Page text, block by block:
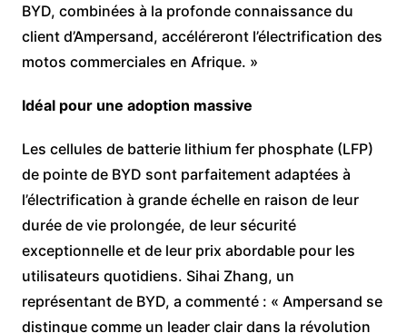
BYD, combinées à la profonde connaissance du
client d’Ampersand, accéléreront l’électrification des
motos commerciales en Afrique. »
Idéal pour une adoption massive
Les cellules de batterie lithium fer phosphate (LFP)
de pointe de BYD sont parfaitement adaptées à
l’électrification à grande échelle en raison de leur
durée de vie prolongée, de leur sécurité
exceptionnelle et de leur prix abordable pour les
utilisateurs quotidiens. Sihai Zhang, un
représentant de BYD, a commenté : « Ampersand se
distingue comme un leader clair dans la révolution